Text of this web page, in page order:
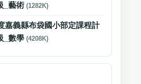
_藝術(1282K)
嘉義縣布袋國小部定課程計
_數學(4208K)